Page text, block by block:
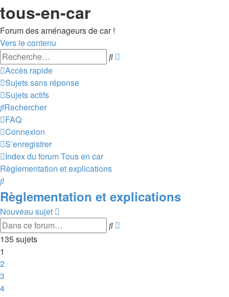
tous-en-car
Forum des aménageurs de car !
Vers le contenu
Rechercher
Accès rapide
Sujets sans réponse
Sujets actifs
Rechercher
FAQ
Connexion
S’enregistrer
Index du forumTous en car
Règlementation et explications
Rechercher
Règlementation et explications
Nouveau sujet
Rechercher
135 sujets
1
2
3
4